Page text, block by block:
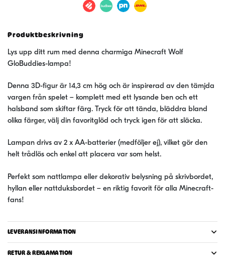
Produktbeskrivning
Lys upp ditt rum med denna charmiga Minecraft Wolf
GloBuddies-lampa!
Denna 3D-figur är 14,3 cm hög och är inspirerad av den tämjda
vargen från spelet – komplett med ett lysande ben och ett
halsband som skiftar färg. Tryck för att tända, bläddra bland
olika färger, välj din favoritglöd och tryck igen för att släcka.
Lampan drivs av 2 x AA-batterier (medföljer ej), vilket gör den
helt trådlös och enkel att placera var som helst.
Perfekt som nattlampa eller dekorativ belysning på skrivbordet,
hyllan eller nattduksbordet – en riktig favorit för alla Minecraft-
fans!
LEVERANSINFORMATION
RETUR & REKLAMATION